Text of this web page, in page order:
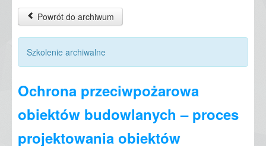
Powrót do archiwum
Szkolenie archiwalne
Ochrona przeciwpożarowa
obiektów budowlanych – proces
projektowania obiektów